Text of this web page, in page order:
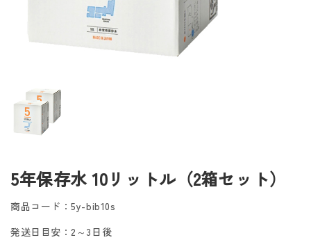
5年保存水 10リットル（2箱セット）
商品コード：5y-bib10s
発送日目安：2～3日後